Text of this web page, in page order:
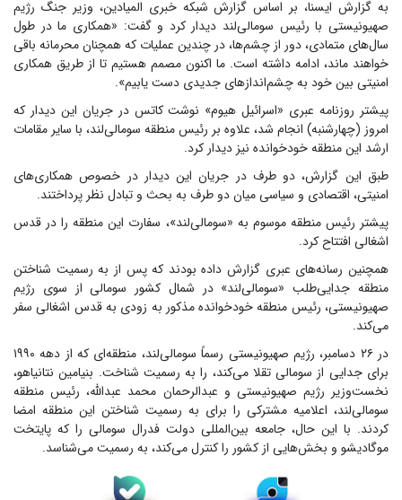
به گزارش ایسنا، بر اساس گزارش شبکه خبری المیادین، وزیر جنگ رژیم
صهیونیستی با رئیس سومالی‌لند دیدار کرد و گفت: «همکاری ما در طول
سال‌های متمادی، دور از چشم‌ها، در چندین عملیات که همچنان محرمانه باقی
خواهند ماند، ادامه داشته است. ما اکنون مصمم هستیم تا از طریق همکاری
امنیتی بین خود به چشم‌انداز‌های جدیدی دست یابیم».
پیشتر روزنامه عبری «اسرائیل هیوم» نوشت کاتس در جریان این دیدار که
امروز (چهارشنبه) انجام شد، علاوه بر رئیس منطقه سومالی‌لند، با سایر مقامات
ارشد این منطقه خودخوانده نیز دیدار کرد.
طبق این گزارش، دو طرف در جریان این دیدار در خصوص همکاری‌های
امنیتی، اقتصادی و سیاسی میان دو طرف به بحث و تبادل نظر پرداختند.
پیشتر رئیس منطقه موسوم به «سومالی‌لند»، سفارت این منطقه را در قدس
اشغالی افتتاح کرد.
همچنین رسانه‌های عبری گزارش داده بودند که پس از به رسمیت شناختن
منطقه جدایی‌طلب «سومالی‌لند» در شمال کشور سومالی از سوی رژیم
صهیونیستی، رئیس منطقه خودخوانده مذکور به زودی به قدس اشغالی سفر
می‌کند.
در ۲۶ دسامبر، رژیم صهیونیستی رسماً سومالی‌لند، منطقه‌ای که از دهه ۱۹۹۰
برای جدایی از سومالی تقلا می‌کند، را به رسمیت شناخت. بنیامین نتانیاهو،
نخست‌وزیر رژیم صهیونیستی و عبدالرحمان محمد عبدالله، رئیس منطقه
سومالی‌لند، اعلامیه مشترکی را برای به رسمیت شناختن این منطقه امضا
کردند. با این حال، جامعه بین‌المللی دولت فدرال سومالی را که پایتخت
موگادیشو و بخش‌هایی از کشور را کنترل می‌کند، به رسمیت می‌شناسد.